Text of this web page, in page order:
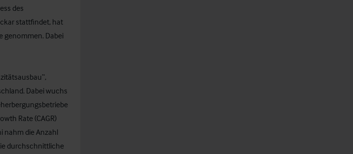
des
stattfindet, hat
genommen. Dabei
Dabei wuchs
Rate (CAGR)
nahm die Anzahl
durchschnittliche